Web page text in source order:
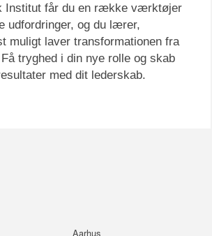
Institut får du en række værktøjer
udfordringer, og du lærer,
muligt laver transformationen fra
tryghed i din nye rolle og skab
med dit lederskab.
Aarhus